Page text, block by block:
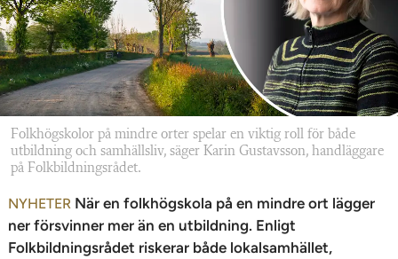
Folkhögskolor på mindre orter spelar en viktig roll för både
utbildning och samhällsliv, säger Karin Gustavsson, handläggare
på Folkbildningsrådet.
NYHETER När en folkhögskola på en mindre ort lägger
ner försvinner mer än en utbildning. Enligt
Folkbildningsrådet riskerar både lokalsamhället,